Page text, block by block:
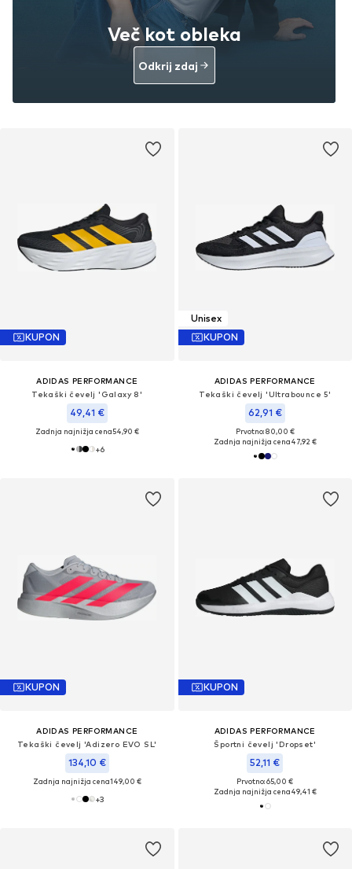
KUPON
ADIDAS PERFORMANCE
Tekaški čevelj 'Galaxy 8'
49,41 €
Zadnja najnižja cena54,90 €
+6
Unisex
KUPON
ADIDAS PERFORMANCE
Tekaški čevelj 'Ultrabounce 5'
62,91 €
Prvotno: 80,00 €
Zadnja najnižja cena47,92 €
KUPON
ADIDAS PERFORMANCE
Tekaški čevelj 'Adizero EVO SL'
134,10 €
Zadnja najnižja cena149,00 €
+3
KUPON
ADIDAS PERFORMANCE
Športni čevelj 'Dropset'
52,11 €
Prvotno: 65,00 €
Zadnja najnižja cena49,41 €
Več kot obleka
Odkrij zdaj